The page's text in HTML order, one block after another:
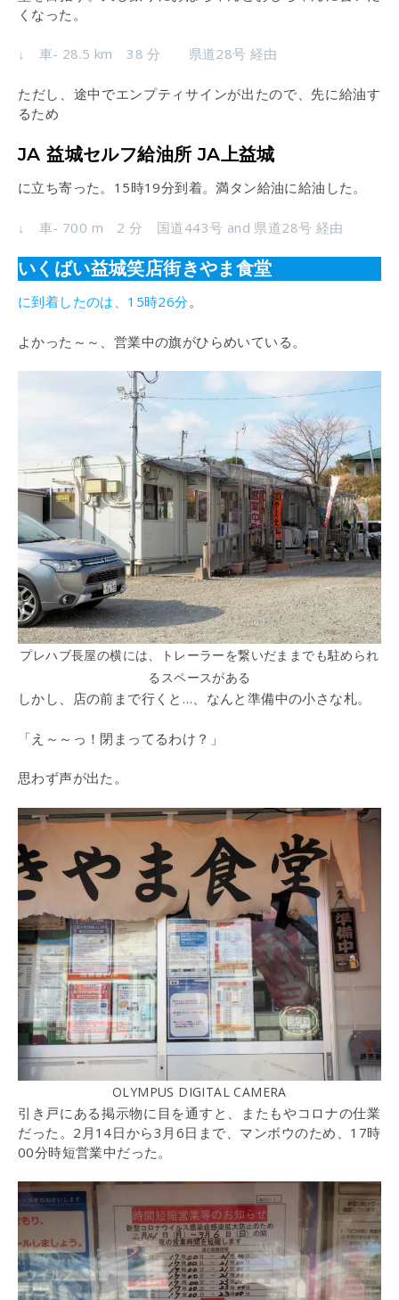
くなった。
↓ 車- 28.5 km 38 分 県道28号 経由
ただし、途中でエンプティサインが出たので、先に給油す
るため
JA 益城セルフ給油所 JA上益城
に立ち寄った。15時19分到着。満タン給油に給油した。
↓ 車- 700 m 2 分 国道443号 and 県道28号 経由
いくばい益城笑店街きやま食堂
に到着したのは、15時26分。
よかった～～、営業中の旗がひらめいている。
プレハブ長屋の横には、トレーラーを繋いだままでも駐められ
るスペースがある
しかし、店の前まで行くと…、なんと準備中の小さな札。
「え～～っ！閉まってるわけ？」
思わず声が出た。
OLYMPUS DIGITAL CAMERA
引き戸にある掲示物に目を通すと、またもやコロナの仕業
だった。2月14日から3月6日まで、マンボウのため、17時
00分時短営業中だった。